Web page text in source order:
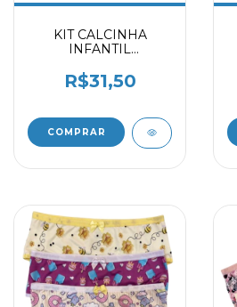
KIT CALCINHA
INFANTIL
MARFIM - PRETO
2059403
R$31,50
COMPRAR